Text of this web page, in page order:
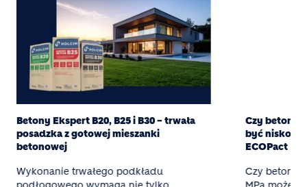
Betony Ekspert B20, B25 i B30 – trwała
posadzka z gotowej mieszanki
betonowej
Wykonanie trwałego podkładu
Czy beton
być
ECOPact
Czy beton o